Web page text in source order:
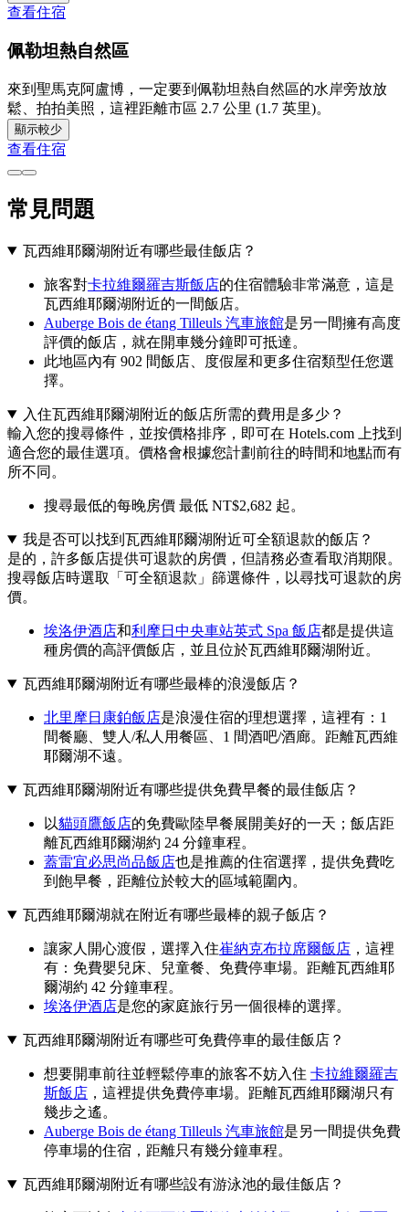
查看住宿
佩勒坦熱自然區
來到聖馬克阿盧博，一定要到佩勒坦熱自然區的水岸旁放放
鬆、拍拍美照，這裡距離市區 2.7 公里 (1.7 英里)。
顯示較少
查看住宿
常見問題
瓦西維耶爾湖附近有哪些最佳飯店？
旅客對卡拉維爾羅吉斯飯店的住宿體驗非常滿意，這是
瓦西維耶爾湖附近的一間飯店。
Auberge Bois de étang Tilleuls 汽車旅館是另一間擁有高度
評價的飯店，就在開車幾分鐘即可抵達。
此地區內有 902 間飯店、度假屋和更多住宿類型任您選
擇。
入住瓦西維耶爾湖附近的飯店所需的費用是多少？
輸入您的搜尋條件，並按價格排序，即可在 Hotels.com 上找到
適合您的最佳選項。價格會根據您計劃前往的時間和地點而有
所不同。
搜尋最低的每晚房價 最低 NT$2,682 起。
我是否可以找到瓦西維耶爾湖附近可全額退款的飯店？
是的，許多飯店提供可退款的房價，但請務必查看取消期限。
搜尋飯店時選取「可全額退款」篩選條件，以尋找可退款的房
價。
埃洛伊酒店和利摩日中央車站英式 Spa 飯店都是提供這
種房價的高評價飯店，並且位於瓦西維耶爾湖附近。
瓦西維耶爾湖附近有哪些最棒的浪漫飯店？
北里摩日康鉑飯店是浪漫住宿的理想選擇，這裡有：1
間餐廳、雙人/私人用餐區、1 間酒吧/酒廊。距離瓦西維
耶爾湖不遠。
瓦西維耶爾湖附近有哪些提供免費早餐的最佳飯店？
以貓頭鷹飯店的免費歐陸早餐展開美好的一天；飯店距
離瓦西維耶爾湖約 24 分鐘車程。
蓋雷宜必思尚品飯店也是推薦的住宿選擇，提供免費吃
到飽早餐，距離位於較大的區域範圍內。
瓦西維耶爾湖就在附近有哪些最棒的親子飯店？
讓家人開心渡假，選擇入住崔納克布拉席爾飯店 ，這裡
有：免費嬰兒床、兒童餐、免費停車場。距離瓦西維耶
爾湖約 42 分鐘車程。
埃洛伊酒店是您的家庭旅行另一個很棒的選擇。
瓦西維耶爾湖附近有哪些可免費停車的最佳飯店？
想要開車前往並輕鬆停車的旅客不妨入住 卡拉維爾羅吉
斯飯店 ，這裡提供免費停車場。距離瓦西維耶爾湖只有
幾步之遙。
Auberge Bois de étang Tilleuls 汽車旅館是另一間提供免費
停車場的住宿，距離只有幾分鐘車程。
瓦西維耶爾湖附近有哪些設有游泳池的最佳飯店？